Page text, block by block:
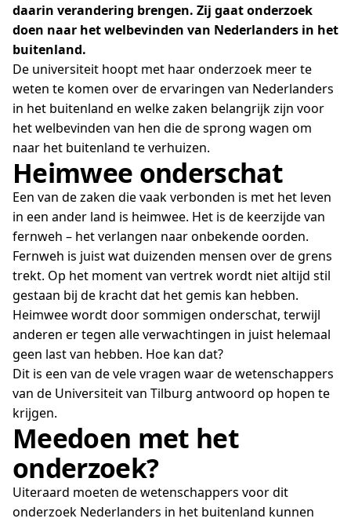
daarin verandering brengen. Zij gaat onderzoek
doen naar het welbevinden van Nederlanders in het
buitenland.
De universiteit hoopt met haar onderzoek meer te
weten te komen over de ervaringen van Nederlanders
in het buitenland en welke zaken belangrijk zijn voor
het welbevinden van hen die de sprong wagen om
naar het buitenland te verhuizen.
Heimwee onderschat
Een van de zaken die vaak verbonden is met het leven
in een ander land is heimwee. Het is de keerzijde van
fernweh – het verlangen naar onbekende oorden.
Fernweh is juist wat duizenden mensen over de grens
trekt. Op het moment van vertrek wordt niet altijd stil
gestaan bij de kracht dat het gemis kan hebben.
Heimwee wordt door sommigen onderschat, terwijl
anderen er tegen alle verwachtingen in juist helemaal
geen last van hebben. Hoe kan dat?
Dit is een van de vele vragen waar de wetenschappers
van de Universiteit van Tilburg antwoord op hopen te
krijgen.
Meedoen met het
onderzoek?
Uiteraard moeten de wetenschappers voor dit
onderzoek Nederlanders in het buitenland kunnen